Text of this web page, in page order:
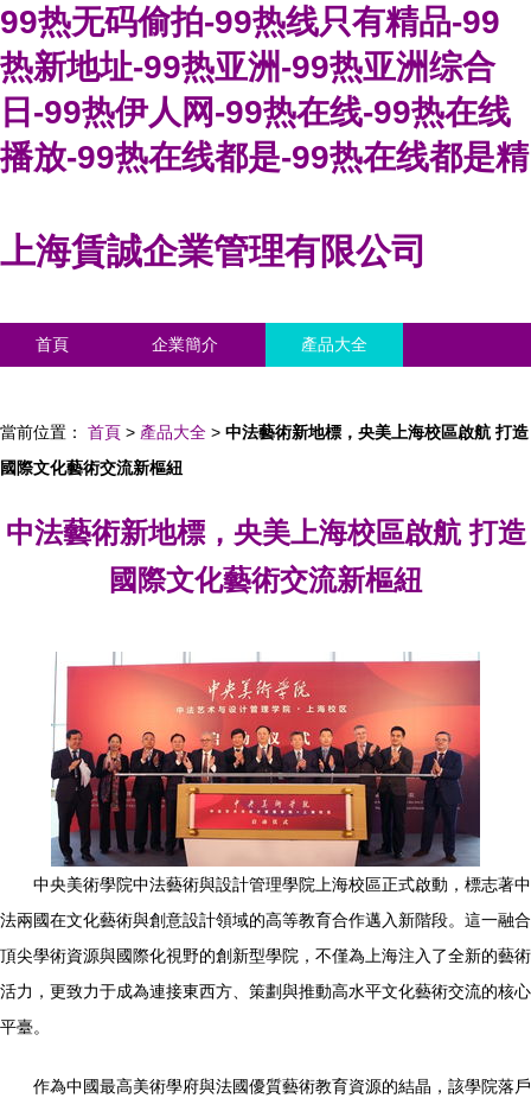
99热无码偷拍-99热线只有精品-99
热新地址-99热亚洲-99热亚洲综合
日-99热伊人网-99热在线-99热在线
播放-99热在线都是-99热在线都是精
上海賃誠企業管理有限公司
首頁 企業簡介 產品大全
當前位置： 首頁 > 產品大全 > 中法藝術新地標，央美上海校區啟航 打造
國際文化藝術交流新樞紐
中法藝術新地標，央美上海校區啟航 打造
國際文化藝術交流新樞紐
中央美術學院中法藝術與設計管理學院上海校區正式啟動，標志著中
法兩國在文化藝術與創意設計領域的高等教育合作邁入新階段。這一融合
頂尖學術資源與國際化視野的創新型學院，不僅為上海注入了全新的藝術
活力，更致力于成為連接東西方、策劃與推動高水平文化藝術交流的核心
平臺。
作為中國最高美術學府與法國優質藝術教育資源的結晶，該學院落戶